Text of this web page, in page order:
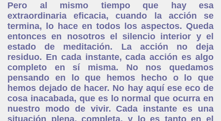
Pero al mismo tiempo que hay esa
extraordinaria eficacia, cuando la acción se
termina, lo hace en todos los aspectos. Queda
entonces en nosotros el silencio interior y el
estado de meditación. La acción no deja
residuo. En cada instante, cada acción es algo
completo en sí misma. No nos quedamos
pensando en lo que hemos hecho o lo que
hemos dejado de hacer. No hay aquí ese eco de
cosa inacabada, que es lo normal que ocurra en
nuestro modo de vivir. Cada instante es una
situación plena, completa, y lo es tanto en el